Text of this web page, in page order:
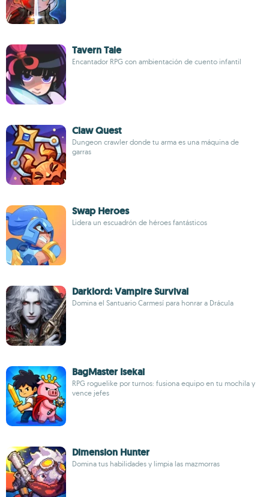
Tavern Tale
Encantador RPG con ambientación de cuento infantil
Claw Quest
Dungeon crawler donde tu arma es una máquina de
garras
Swap Heroes
Lidera un escuadrón de héroes fantásticos
Darklord: Vampire Survival
Domina el Santuario Carmesí para honrar a Drácula
BagMaster Isekai
RPG roguelike por turnos: fusiona equipo en tu mochila y
vence jefes
Dimension Hunter
Domina tus habilidades y limpia las mazmorras